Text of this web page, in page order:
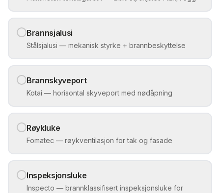
Brannsjalusi
Stålsjalusi — mekanisk styrke + brannbeskyttelse
Brannskyveport
Kotai — horisontal skyveport med nødåpning
Røykluke
Fomatec — røykventilasjon for tak og fasade
Inspeksjonsluke
Inspecto — brannklassifisert inspeksjonsluke for